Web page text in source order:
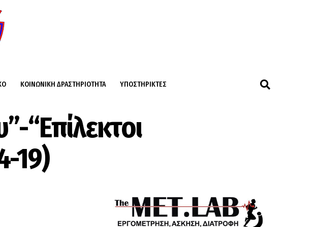
ΚΟΙΝΩΝΙΚΉ ΔΡΑΣΤΗΡΙΌΤΗΤΑ ΥΠΟΣΤΗΡΙΚΤΈΣ
“Επίλεκτοι
19)